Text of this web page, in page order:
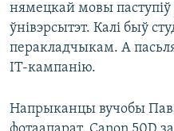
нямецкай мовы
ўнівэрсытэт. Калі быў
перакладчыкам. А
ІТ-кампанію.
Напрыканцы вучобы